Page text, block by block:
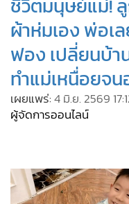
• ภูมิภาค
• Online Section
• บันเทิง
• ผู้จัดการรายวัน
• คอลัมนิสต์
• ละคร
• ผู้จัดกวน
ชีวิตมนุษย์แม่!
ผ้าห่มเอง พ่อเ
ฟอง เปลี่ยนบ้า
ทำแม่เหนื่อยจ
เผยแพร่:4 มิ.ย. 2569
ผู้จัดการออนไลน์